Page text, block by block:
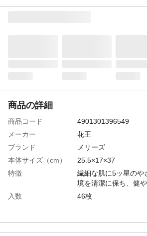
商品の詳細
商品コード
4901301396549
メーカー
花王
ブランド
メリーズ
本体サイズ（cm）
25.5×17×37
特徴
繊細な肌に5ッ星のや
境を清潔に保ち、健や
入数
46枚